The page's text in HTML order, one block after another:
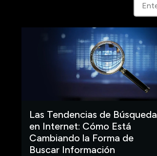
Las Tendencias de Búsqueda
en Internet: Cómo Está
Cambiando la Forma de
Buscar Información